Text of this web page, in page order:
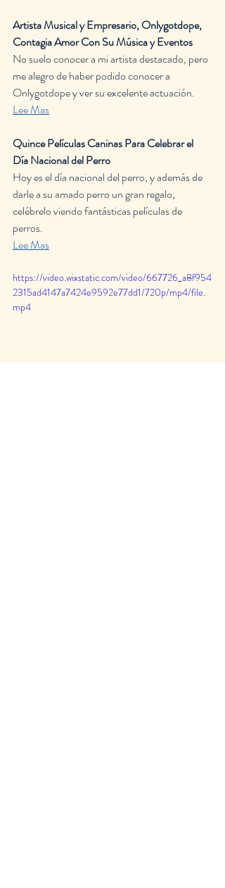
Artista Musical y Empresario, Onlygotdope,
Contagia Amor Con Su Música y Eventos
No suelo conocer a mi artista destacado, pero
me alegro de haber podido conocer a
Onlygotdope y ver su excelente actuación.
Lee Mas
Quince Películas Caninas Para Celebrar el
Día Nacional del Perro
Hoy es el día nacional del perro, y además de
darle a su amado perro un gran regalo,
celébrelo viendo fantásticas películas de
perros.
Lee Mas
https://video.wixstatic.com/video/667726_a8f954
2315ad4147a7424e9592e77dd1/720p/mp4/file.
mp4